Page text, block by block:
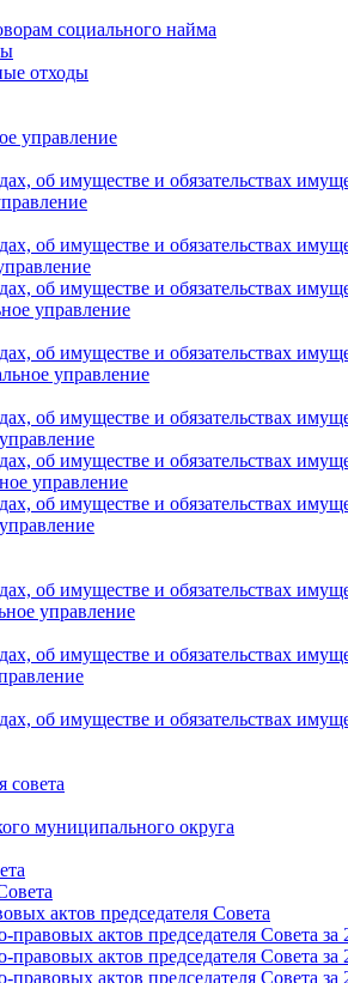
социального найма
отходы
управление
об имуществе и обязательствах
об имуществе и обязательствах
об имуществе и обязательствах
управление
об имуществе и обязательствах
управление
об имуществе и обязательствах
об имуществе и обязательствах
управление
об имуществе и обязательствах
об имуществе и обязательствах
управление
об имуществе и обязательствах
об имуществе и обязательствах
муниципального округа
актов председателя Cовета
актов председателя Cовета за
актов председателя Cовета за
актов председателя Cовета за